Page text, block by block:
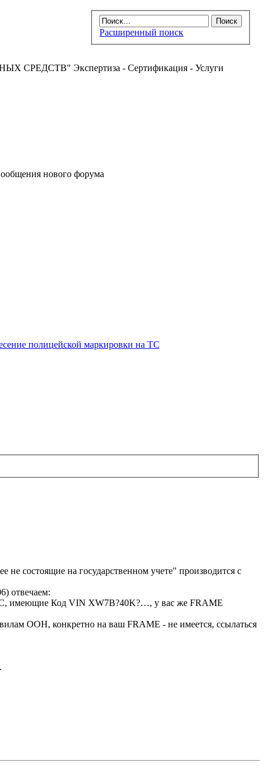
Расширенный поиск
Экспертиза - Сертификация - Услуги
нового форума
полицейской маркировки на ТС
состоящие на государственном учете" производится с
отвечаем:
имеющие Код VIN XW7B?40K?…, у вас же FRAME
ООН, конкретно на ваш FRAME - не имеется, ссылаться